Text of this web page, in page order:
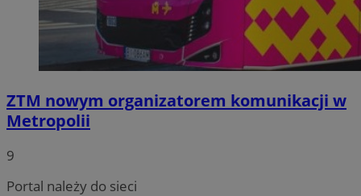
ZTM nowym organizatorem komunikacji w
Metropolii
9
Portal należy do sieci